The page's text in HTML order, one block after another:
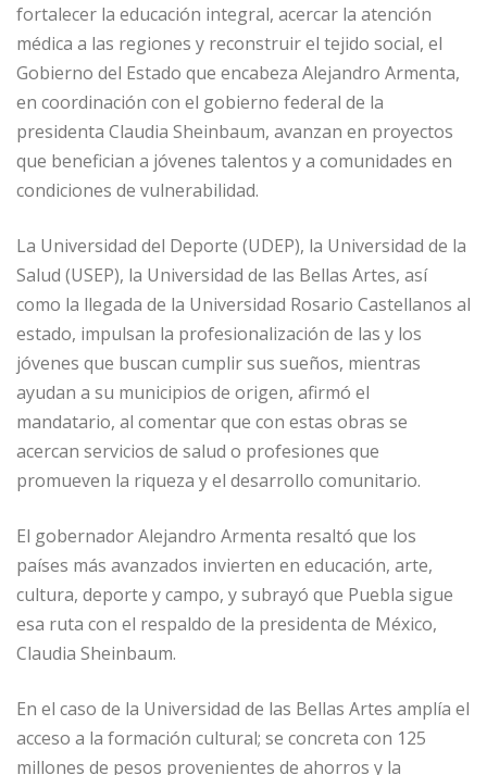
fortalecer la educación integral, acercar la atención
médica a las regiones y reconstruir el tejido social, el
Gobierno del Estado que encabeza Alejandro Armenta,
en coordinación con el gobierno federal de la
presidenta Claudia Sheinbaum, avanzan en proyectos
que benefician a jóvenes talentos y a comunidades en
condiciones de vulnerabilidad.
La Universidad del Deporte (UDEP), la Universidad de la
Salud (USEP), la Universidad de las Bellas Artes, así
como la llegada de la Universidad Rosario Castellanos al
estado, impulsan la profesionalización de las y los
jóvenes que buscan cumplir sus sueños, mientras
ayudan a su municipios de origen, afirmó el
mandatario, al comentar que con estas obras se
acercan servicios de salud o profesiones que
promueven la riqueza y el desarrollo comunitario.
El gobernador Alejandro Armenta resaltó que los
países más avanzados invierten en educación, arte,
cultura, deporte y campo, y subrayó que Puebla sigue
esa ruta con el respaldo de la presidenta de México,
Claudia Sheinbaum.
En el caso de la Universidad de las Bellas Artes amplía el
acceso a la formación cultural; se concreta con 125
millones de pesos provenientes de ahorros y la